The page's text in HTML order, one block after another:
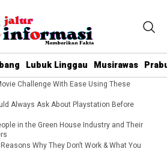
Lubuk Linggau Musirawas
Challenge With Ease Using These
Always Ask About Playstation Before
in the Green House Industry and Their
Why They Don’t Work & What You